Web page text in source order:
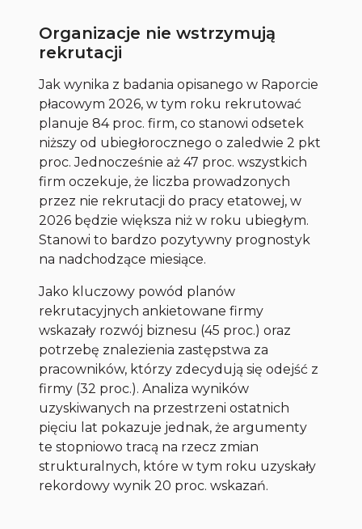
Organizacje nie wstrzymują
rekrutacji
Jak wynika z badania opisanego w Raporcie
płacowym 2026, w tym roku rekrutować
planuje 84 proc. firm, co stanowi odsetek
niższy od ubiegłorocznego o zaledwie 2 pkt
proc. Jednocześnie aż 47 proc. wszystkich
firm oczekuje, że liczba prowadzonych
przez nie rekrutacji do pracy etatowej, w
2026 będzie większa niż w roku ubiegłym.
Stanowi to bardzo pozytywny prognostyk
na nadchodzące miesiące.
Jako kluczowy powód planów
rekrutacyjnych ankietowane firmy
wskazały rozwój biznesu (45 proc.) oraz
potrzebę znalezienia zastępstwa za
pracowników, którzy zdecydują się odejść z
firmy (32 proc.). Analiza wyników
uzyskiwanych na przestrzeni ostatnich
pięciu lat pokazuje jednak, że argumenty
te stopniowo tracą na rzecz zmian
strukturalnych, które w tym roku uzyskały
rekordowy wynik 20 proc. wskazań.